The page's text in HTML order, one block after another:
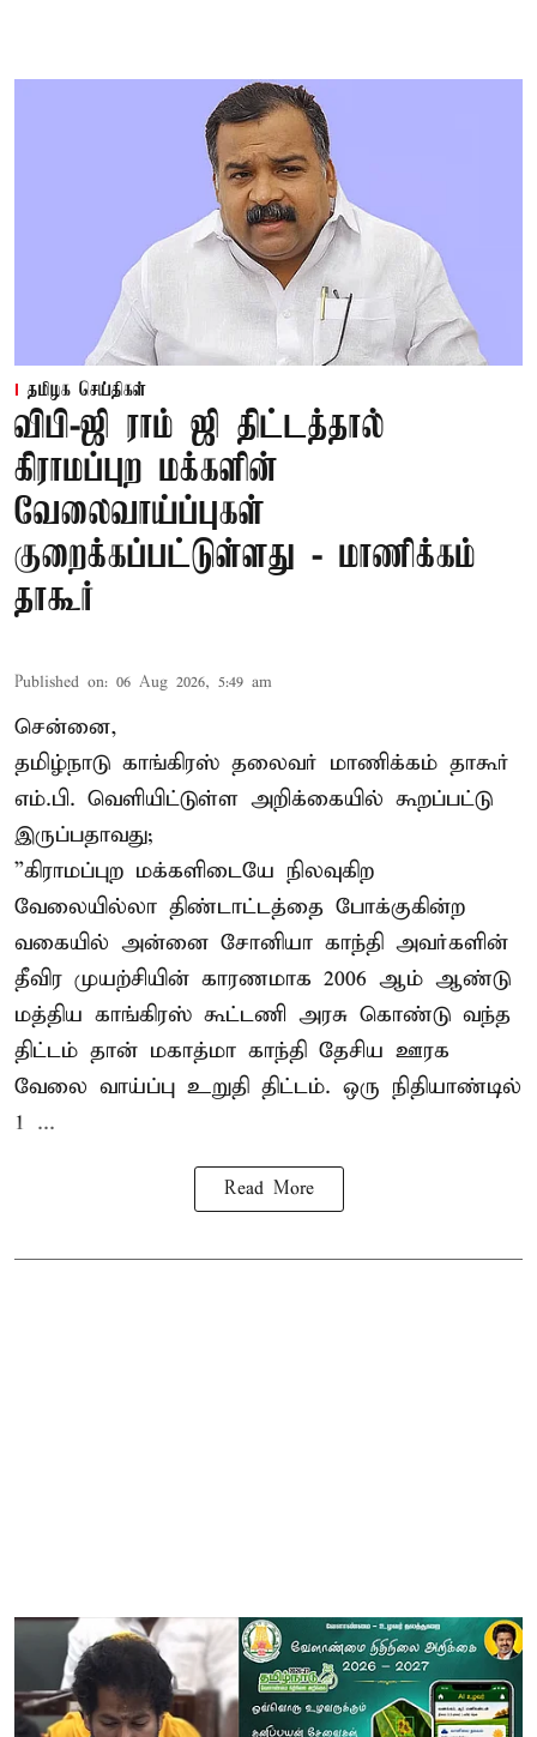
தமிழக செய்திகள்
விபி-ஜி ராம் ஜி திட்டத்தால்
கிராமப்புற மக்களின்
வேலைவாய்ப்புகள்
குறைக்கப்பட்டுள்ளது - மாணிக்கம்
தாகூர்
Published on: 06 Aug 2026, 5:49 am
சென்னை,
தமிழ்நாடு காங்கிரஸ் தலைவர் மாணிக்கம் தாகூர்
எம்.பி. வெளியிட்டுள்ள அறிக்கையில் கூறப்பட்டு
இருப்பதாவது;
”கிராமப்புற மக்களிடையே நிலவுகிற
வேலையில்லா திண்டாட்டத்தை போக்குகின்ற
வகையில் அன்னை சோனியா காந்தி அவர்களின்
தீவிர முயற்சியின் காரணமாக 2006 ஆம் ஆண்டு
மத்திய காங்கிரஸ் கூட்டணி அரசு கொண்டு வந்த
திட்டம் தான் மகாத்மா காந்தி தேசிய ஊரக
வேலை வாய்ப்பு உறுதி திட்டம். ஒரு நிதியாண்டில்
1 ...
Read More